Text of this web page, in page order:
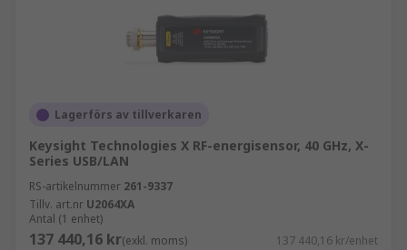
Lagerförs av tillverkaren
Keysight Technologies X RF-energisensor, 40 GHz, X-
Series USB/LAN
RS-artikelnummer 261-9337
Tillv. art.nr U2064XA
Antal (1 enhet)
137 440,16 kr(exkl. moms) 137 440,16 kr/enhet